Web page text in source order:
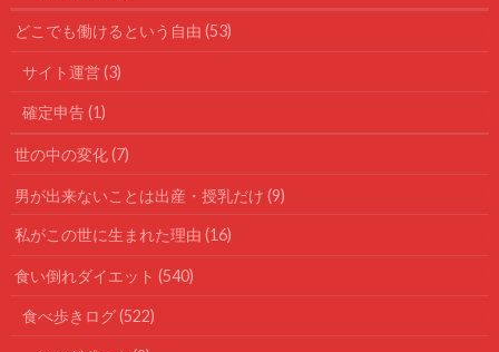
どこでも働けるという自由(53)
サイト運営(3)
確定申告(1)
世の中の変化(7)
男が出来ないことは出産・授乳だけ(9)
私がこの世に生まれた理由(16)
食い倒れダイエット(540)
食べ歩きログ(522)